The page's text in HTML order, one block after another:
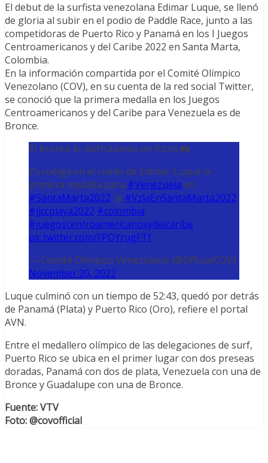
El debut de la surfista venezolana Edimar Luque, se llenó
de gloria al subir en el podio de Paddle Race, junto a las
competidoras de Puerto Rico y Panamá en los I Juegos
Centroamericanos y del Caribe 2022 en Santa Marta,
Colombia.
En la información compartida por el Comité Olímpico
Venezolano (COV), en su cuenta de la red social Twitter,
se conoció que la primera medalla en los Juegos
Centroamericanos y del Caribe para Venezuela es de
Bronce.
El bronce lo disfrutamos en fotos 📸
Ya cuelga en el cuello de Edimar Luque la
primera medalla para #Venezuela en
#SantaMarta2022 🥉.#VzlaEnSantaMarta2022
#jjccplaya2022 #colombia
#juegoscentroamericanosydelcaribe
pic.twitter.com/FPQYrugFTf
— Comité Olímpico Venezolano (@OfficialCOV)
November 20, 2022
Luque culminó con un tiempo de 52:43, quedó por detrás
de Panamá (Plata) y Puerto Rico (Oro), refiere el portal
AVN.
Entre el medallero olímpico de las delegaciones de surf,
Puerto Rico se ubica en el primer lugar con dos preseas
doradas, Panamá con dos de plata, Venezuela con una de
Bronce y Guadalupe con una de Bronce.
Fuente: VTV
Foto: @covofficial